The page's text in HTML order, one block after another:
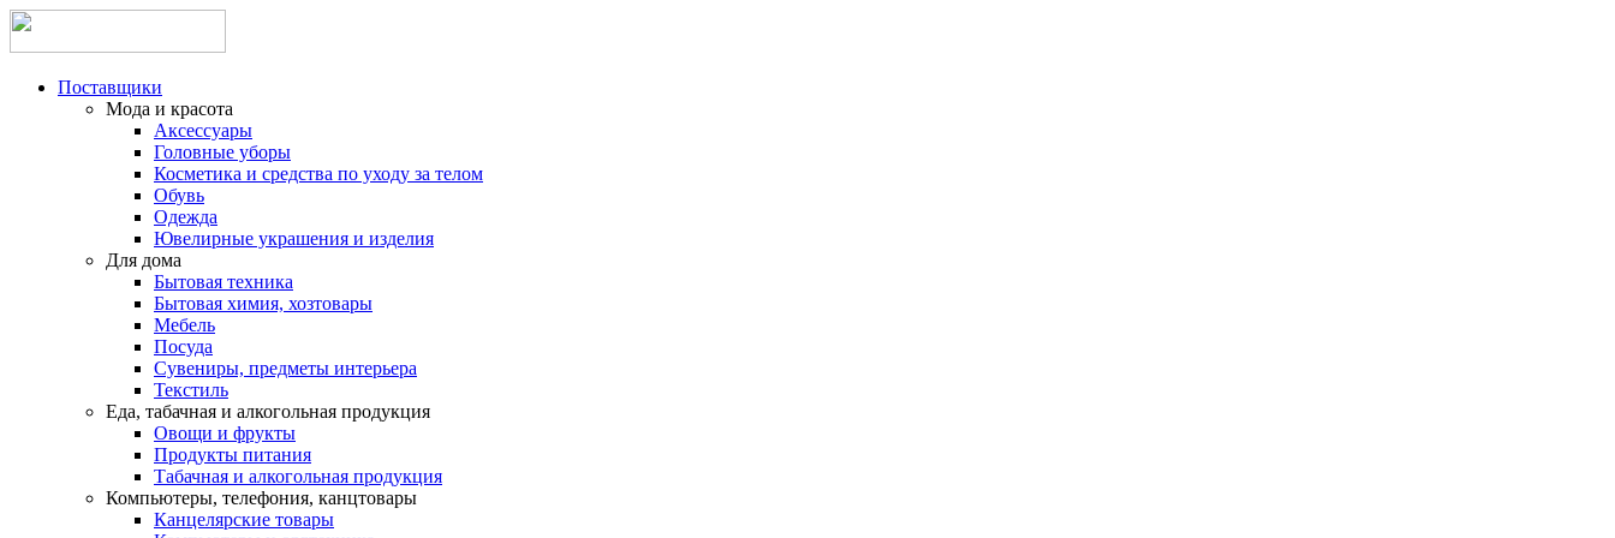
Поставщики
Мода и красота
Аксессуары
Головные уборы
Косметика и средства по уходу за телом
Обувь
Одежда
Ювелирные украшения и изделия
Для дома
Бытовая техника
Бытовая химия, хозтовары
Мебель
Посуда
Сувениры, предметы интерьера
Текстиль
Еда, табачная и алкогольная продукция
Овощи и фрукты
Продукты питания
Табачная и алкогольная продукция
Компьютеры, телефония, канцтовары
Канцелярские товары